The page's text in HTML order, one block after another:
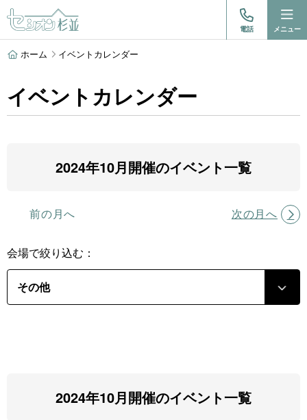
電話 メニュー
ホーム イベントカレンダー
イベントカレンダー
前の月へ
2024年10月開催のイベント一覧
次の月へ
会場で絞り込む：
2024年10月開催のイベント一覧